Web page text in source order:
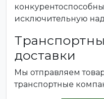
исключительную
доставки
Мы отправляем
транспортные